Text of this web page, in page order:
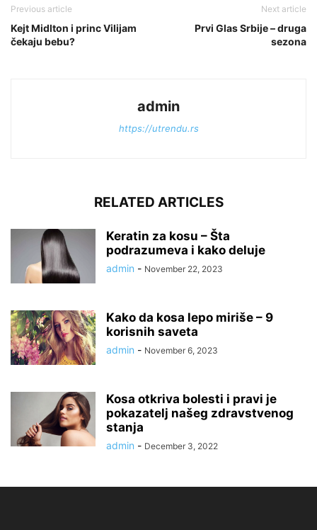
Previous article
Kejt Midlton i princ Vilijam
čekaju bebu?
Next article
Prvi Glas Srbije – druga
sezona
admin
https://utrendu.rs
RELATED ARTICLES
Keratin za kosu – Šta
podrazumeva i kako deluje
admin - November 22, 2023
Kako da kosa lepo miriše – 9
korisnih saveta
admin - November 6, 2023
Kosa otkriva bolesti i pravi je
pokazatelj našeg zdravstvenog
stanja
admin - December 3, 2022